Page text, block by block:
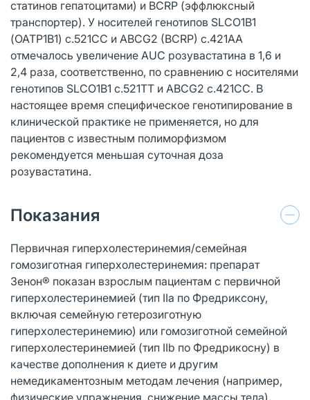
статинов гепатоцитами) и BCRP (эффлюксный
транспортер). У носителей генотипов SLCO1B1
(ОАТР1В1) с.521СС и ABCG2 (BCRP) с.421АА
отмечалось увеличение AUC розувастатина в 1,6 и
2,4 раза, соответственно, по сравнению с носителями
генотипов SLCO1B1 с.521TT и ABCG2 с.421СС. В
настоящее время специфическое генотипирование в
клинической практике не применяется, но для
пациентов с известным полиморфизмом
рекомендуется меньшая суточная доза
розувастатина.
Показания
Первичная гиперхолестеринемия/семейная
гомозиготная гиперхолестеринемия: препарат
Зенон® показан взрослым пациентам с первичной
гиперхолестеринемией (тип IIa по Фредриксону,
включая семейную гетерозиготную
гиперхолестеринемию) или гомозиготной семейной
гиперхолестеринемией (тип IIb по Фредрикосну) в
качестве дополнения к диете и другим
немедикаментозным методам лечения (например,
физические упражнения, снижение массы тела).